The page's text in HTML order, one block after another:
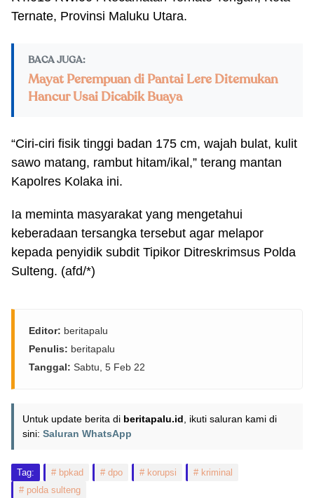
Ternate, Provinsi Maluku Utara.
BACA JUGA:
Mayat Perempuan di Pantai Lere Ditemukan
Hancur Usai Dicabik Buaya
“Ciri-ciri fisik tinggi badan 175 cm, wajah bulat, kulit
sawo matang, rambut hitam/ikal,” terang mantan
Kapolres Kolaka ini.
Ia meminta masyarakat yang mengetahui
keberadaan tersangka tersebut agar melapor
kepada penyidik subdit Tipikor Ditreskrimsus Polda
Sulteng. (afd/*)
Editor: beritapalu
Penulis: beritapalu
Tanggal: Sabtu, 5 Feb 22
Untuk update berita di beritapalu.id , ikuti saluran kami di
sini: Saluran WhatsApp
Tag: bpkad dpo korupsi
kriminal
polda sulteng